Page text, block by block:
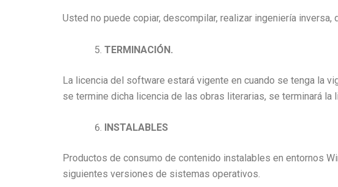
Usted no puede copiar, descompilar, realizar ingeniería
TERMINACIÓN.
La licencia del software estará vigente en cuando se tenga la
se termine dicha licencia de las obras literarias, se terminará la
INSTALABLES
Productos de consumo de contenido instalables en entornos
siguientes versiones de sistemas operativos.